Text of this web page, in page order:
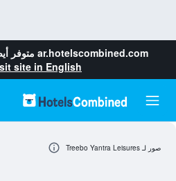
ar.hotelscombined.com متوفر
site in English
صور لـ Treebo Yantra Leisures